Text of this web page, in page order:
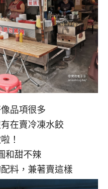
品項很多
在賣冷凍水餃
！
和甜不辣
料，兼著賣這樣